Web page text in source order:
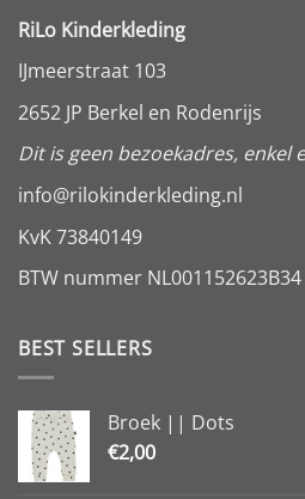
RiLo Kinderkleding
IJmeerstraat 103
2652 JP Berkel en Rodenrijs
Dit is geen bezoekadres, enkel
info@rilokinderkleding.nl
KvK 73840149
BTW nummer NL001152623B34
BEST SELLERS
Broek || Dots
€2,00